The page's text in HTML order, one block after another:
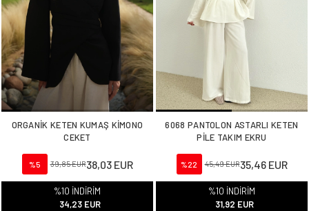
ORGANİK KETEN KUMAŞ KİMONO
CEKET
%5 39,85 EUR38,03 EUR
%10 İNDİRİM
34,23 EUR
6068 PANTOLON ASTARLI KETEN
PİLE TAKIM EKRU
%22 45,49 EUR35,46 EUR
%10 İNDİRİM
31,92 EUR